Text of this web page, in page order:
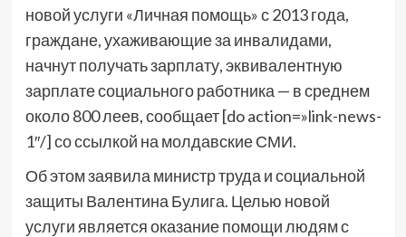
новой услуги «Личная помощь» с 2013 года,
граждане, ухаживающие за инвалидами,
начнут получать зарплату, эквивалентную
зарплате социального работника — в среднем
около 800 леев, сообщает [do action=»link-news-
1″/] со ссылкой на молдавские СМИ.
Об этом заявила министр труда и социальной
защиты Валентина Булига. Целью новой
услуги является оказание помощи людям с